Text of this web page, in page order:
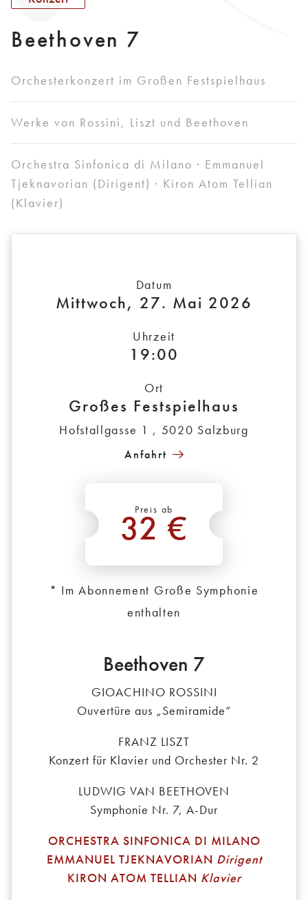
Beethoven 7
Orchesterkonzert im Großen Festspielhaus
Werke von Rossini, Liszt und Beethoven
Orchestra Sinfonica di Milano · Emmanuel
Tjeknavorian (Dirigent) · Kiron Atom Tellian
(Klavier)
Datum
Mittwoch, 27. Mai 2026
Uhrzeit
19:00
Ort
Großes Festspielhaus
Hofstallgasse 1 , 5020 Salzburg
Anfahrt
Preis ab
32 €
*
* Im Abonnement Große Symphonie
enthalten
Beethoven 7
GIOACHINO ROSSINI
Ouvertüre aus „Semiramide“
FRANZ LISZT
Konzert für Klavier und Orchester Nr. 2
LUDWIG VAN BEETHOVEN
Symphonie Nr. 7, A-Dur
ORCHESTRA SINFONICA DI MILANO
EMMANUEL TJEKNAVORIAN Dirigent
KIRON ATOM TELLIAN Klavier